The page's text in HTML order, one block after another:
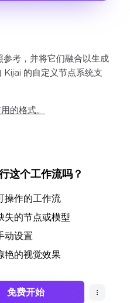
考，并将它们融合以生成
的自定义节点系统支
的格式。
这个工作流吗？
操作的工作流
失的节点或模型
动设置
艳的视觉效果
免费开始